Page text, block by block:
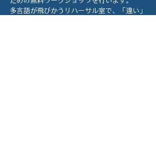
多言語が飛びかうリハーサル室で、「違い」